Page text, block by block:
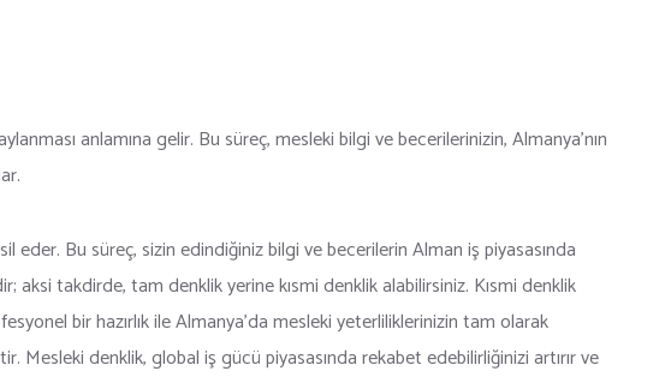
anlamına gelir. Bu süreç, mesleki bilgi ve becerilerinizin, Almanya’nın
Bu süreç, sizin edindiğiniz bilgi ve becerilerin Alman iş piyasasında
aksi takdirde, tam denklik yerine kısmi denklik alabilirsiniz. Kısmi denklik
bir hazırlık ile Almanya’da mesleki yeterliliklerinizin tam olarak
Mesleki denklik, global iş gücü piyasasında rekabet edebilirliğinizi artırır ve